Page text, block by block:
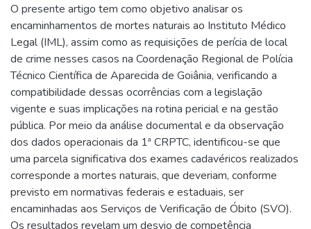
O presente artigo tem como objetivo analisar os
encaminhamentos de mortes naturais ao Instituto Médico
Legal (IML), assim como as requisições de perícia de local
de crime nesses casos na Coordenação Regional de Polícia
Técnico Científica de Aparecida de Goiânia, verificando a
compatibilidade dessas ocorrências com a legislação
vigente e suas implicações na rotina pericial e na gestão
pública. Por meio da análise documental e da observação
dos dados operacionais da 1ª CRPTC, identificou-se que
uma parcela significativa dos exames cadavéricos realizados
corresponde a mortes naturais, que deveriam, conforme
previsto em normativas federais e estaduais, ser
encaminhadas aos Serviços de Verificação de Óbito (SVO).
Os resultados revelam um desvio de competência